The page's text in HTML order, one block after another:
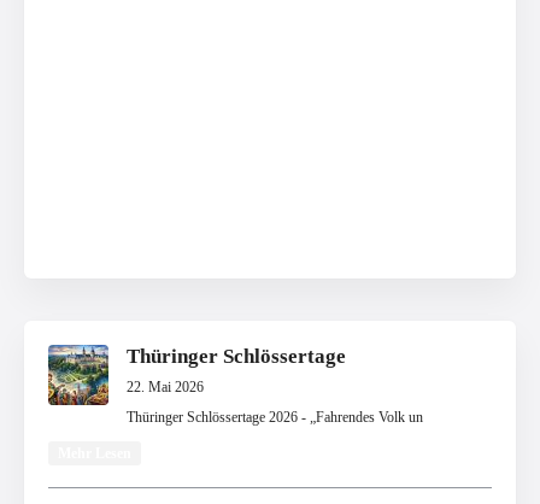
Thüringer Schlössertage
22. Mai 2026
Thüringer Schlössertage 2026 - „Fahrendes Volk un